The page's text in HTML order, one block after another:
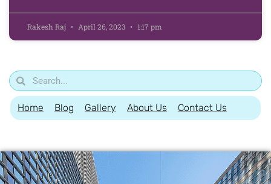
Rakesh Raj April 26, 2023 1:17 pm
Home Blog Gallery About Us Contact Us